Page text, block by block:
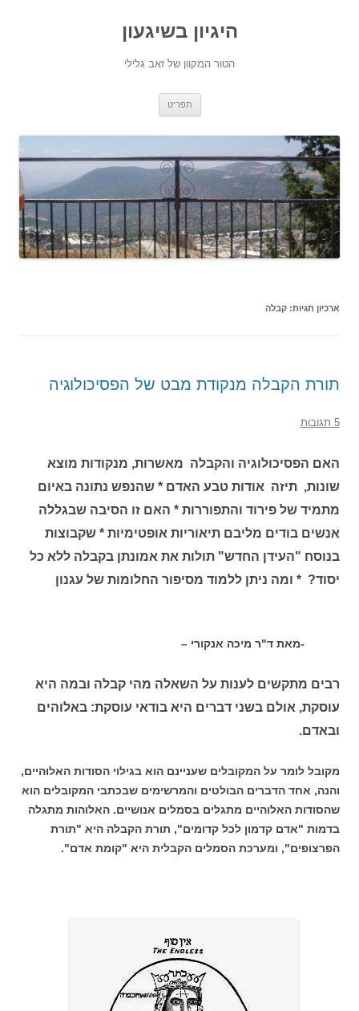
היגיון בשיגעון
הטור המקוון של זאב גלילי
תפריט
ארכיון תגיות: קבלה
תורת הקבלה מנקודת מבט של הפסיכולוגיה
5 תגובות
האם הפסיכולוגיה והקבלה מאשרות, מנקודות מוצא
שונות, תיזה אודות טבע האדם * שהנפש נתונה באיום
מתמיד של פירוד והתפוררות * האם זו הסיבה שבגללה
אנשים בודים מליבם תיאוריות אופטימיות * שקבוצות
בנוסח "העידן החדש" תולות את אמונתן בקבלה ללא כל
יסוד? * ומה ניתן ללמוד מסיפור החלומות של עגנון
-מאת ד"ר מיכה אנקורי –
רבים מתקשים לענות על השאלה מהי קבלה ובמה היא
עוסקת, אולם בשני דברים היא בודאי עוסקת: באלוהים
ובאדם.
מקובל לומר על המקובלים שעניינם הוא בגילוי הסודות האלוהיים,
והנה, אחד הדברים הבולטים והמרשימים שבכתבי המקובלים הוא
שהסודות האלוהיים מתגלים בסמלים אנושיים. האלוהות מתגלה
בדמות "אדם קדמון לכל קדומים", תורת הקבלה היא "תורת
הפרצופים", ומערכת הסמלים הקבלית היא "קומת אדם".